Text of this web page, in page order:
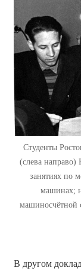
Студенты
(слева
занятиях по
машинах;
машиносчётной
В другом